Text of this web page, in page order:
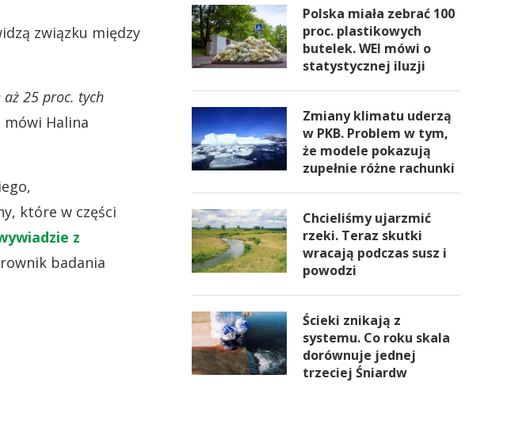
związku między
aż 25 proc. tych
mówi Halina
które w części
z
badania
Polska miała zebrać 100
proc. plastikowych
butelek. WEI mówi o
statystycznej iluzji
Zmiany klimatu uderzą
w PKB. Problem w tym,
że modele pokazują
zupełnie różne rachunki
Chcieliśmy ujarzmić
rzeki. Teraz skutki
wracają podczas susz i
powodzi
Ścieki znikają z
systemu. Co roku skala
dorównuje jednej
trzeciej Śniardw